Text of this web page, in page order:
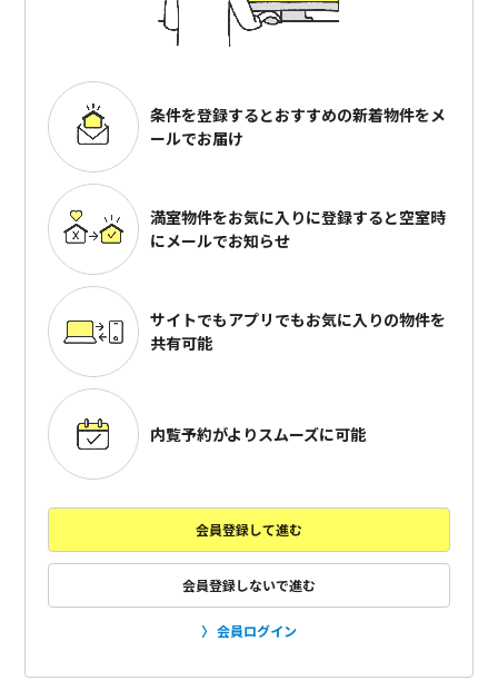
条件を登録するとおすすめの新着物件をメ
ールでお届け
満室物件をお気に入りに登録すると空室時
にメールでお知らせ
サイトでもアプリでもお気に入りの物件を
共有可能
内覧予約がよりスムーズに可能
会員登録して進む
会員登録しないで進む
会員ログイン